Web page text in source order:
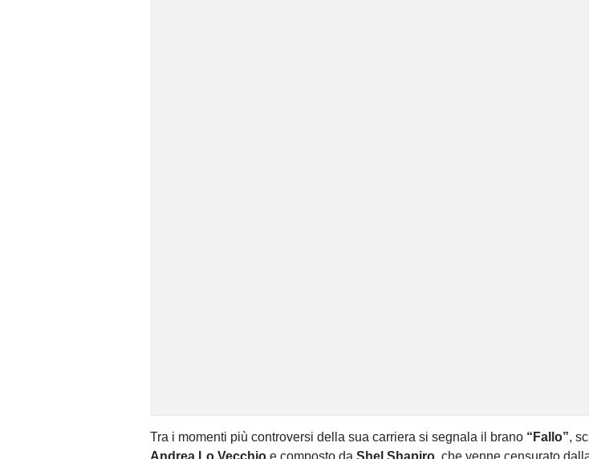
Tra i momenti più controversi della sua carriera si segnala il brano “Fallo”,
Andrea Lo Vecchio e composto da Shel Shapiro , che venne censurato